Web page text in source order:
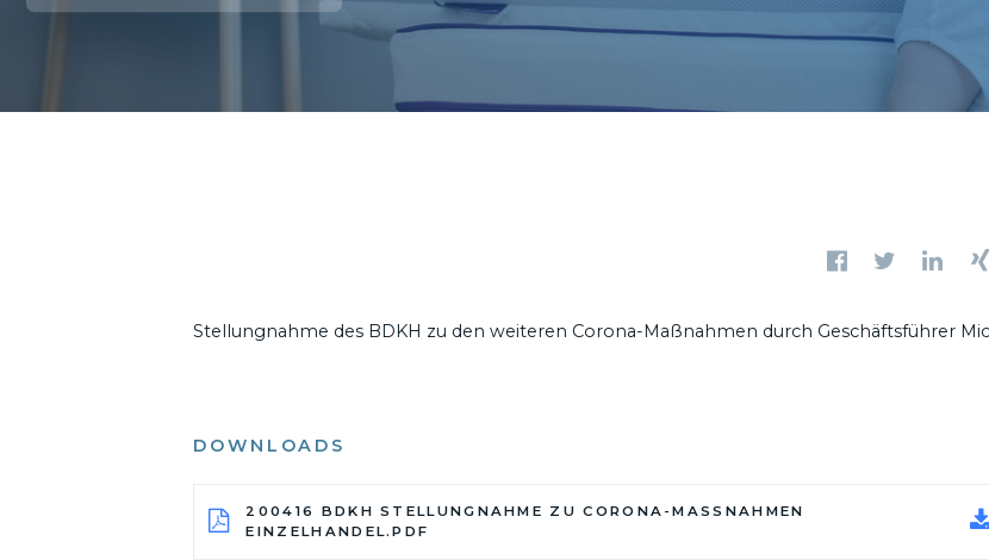
Stellungnahme des BDKH zu den weiteren Corona-Maßnahmen durch Geschäftsführer
DOWNLOADS
200416 BDKH STELLUNGNAHME ZU CORONA-MASSNAHMEN
EINZELHANDEL.PDF